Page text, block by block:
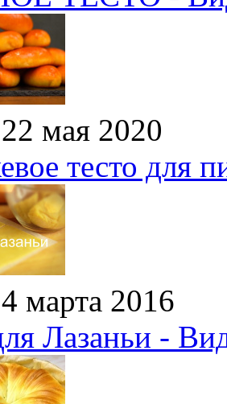
22 мая 2020
тесто для
4 марта 2016
Лазаньи -